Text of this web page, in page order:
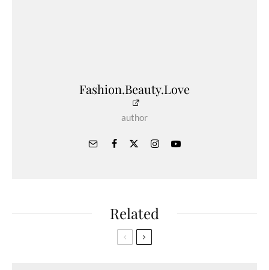
Fashion.Beauty.Love
author
Related